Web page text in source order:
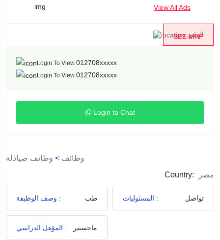
View All Ads
SEE MAP
الدقي
Login To View 012708xxxxx
Login To View 012708xxxxx
Login to Chat
وظائف > وظائف صيادلة
Country:
مصر
وصف الوظيفة : طب المسئوليات : تواصل
المؤهل الدراسي : ماجستير